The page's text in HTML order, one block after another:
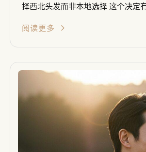
择西北头发而非本地选择 这个决定
阅读更多